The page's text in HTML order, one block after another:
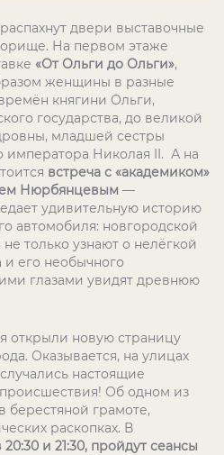
двери выставочные
На первом этаже
«От Ольги до Ольги»,
женщины в разные
княгини Ольги,
государства, до великой
младшей сестры
императора Николая II. А на
встреча с «академиком»
Нюрбянцевым —
удивительную историю
автомобиля: новгородской
только узнают о нелёгкой
и его необычного
глазами увидят древнюю
открыли новую страницу
Оказывается, на улицах
настоящие
Об одном из
берестяной грамоте,
раскопках. В
20:30 и 21:30, пройдут сеансы